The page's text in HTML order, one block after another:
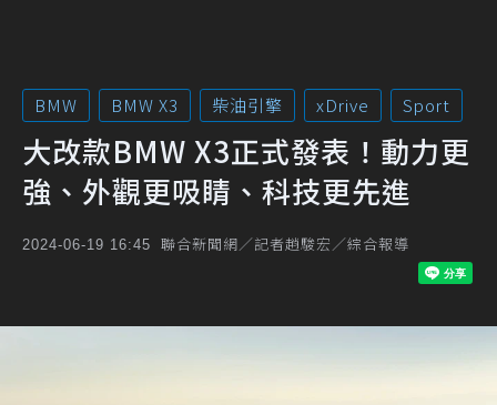
BMW BMW X3 柴油引擎 xDrive Sport
大改款BMW X3正式發表！動力更
強、外觀更吸睛、科技更先進
2024-06-19 16:45 聯合新聞網／記者趙駿宏／綜合報導